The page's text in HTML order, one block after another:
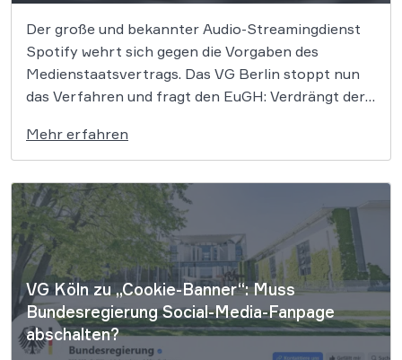
Der große und bekannter Audio-Streamingdienst
Spotify wehrt sich gegen die Vorgaben des
Medienstaatsvertrags. Das VG Berlin stoppt nun
das Verfahren und fragt den EuGH: Verdrängt der
deutsche Transparenzpflichten überhaupt für
Anbieter aus anderen EU-Staaten? Dies muss nun
der EuGH klären. Der von allen […]
Mehr erfahren
VG Köln zu „Cookie-Banner“: Muss
Bundesregierung Social-Media-Fanpage
abschalten?